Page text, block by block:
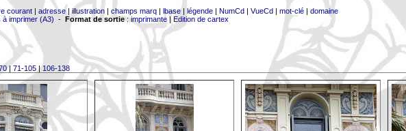
courant| adresse|illustration| champs marq| lbase| légende| NumCd| VueCd| mot-clé| domaine
à imprimer (A3) - Format de sortie:imprimante| Edition de cartex
| 71-105|106-138